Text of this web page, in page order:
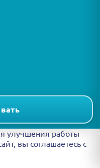
справочный характер и
офертой.
улучшения работы
вы соглашаетесь с